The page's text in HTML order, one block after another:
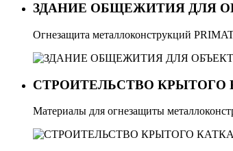
ЗДАНИЕ ОБЩЕЖИТИЯ ДЛЯ
Огнезащита металлоконструкций
СТРОИТЕЛЬСТВО КРЫТОГО
Материалы для огнезащиты